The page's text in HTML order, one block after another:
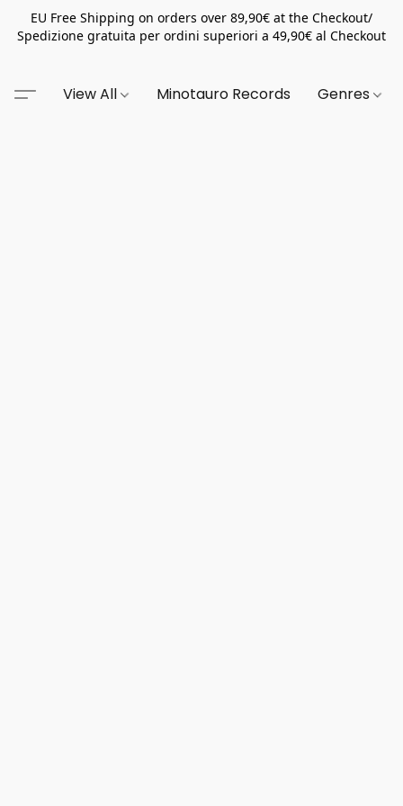
EU Free Shipping on orders over 89,90€ at the Checkout/
Spedizione gratuita per ordini superiori a 49,90€ al Checkout
View All Minotauro Records Genres